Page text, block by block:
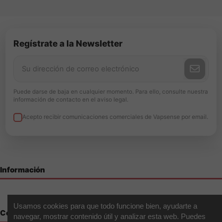
Regístrate a la Newsletter
Puede darse de baja en cualquier momento. Para ello, consulte nuestra
información de contacto en el aviso legal.
Acepto recibir comunicaciones comerciales de Vapsense por email.
Información
Contáctenos
Usamos cookies para que todo funcione bien, ayudarte a
navegar, mostrar contenido útil y analizar esta web. Puedes